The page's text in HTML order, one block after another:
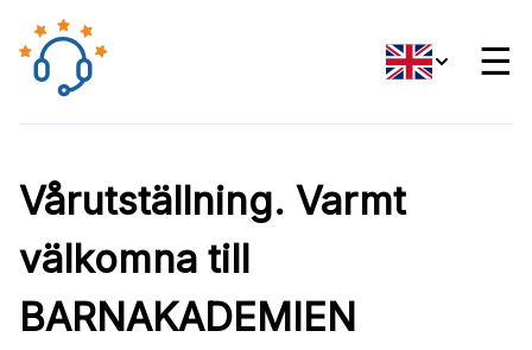
☰
Vårutställning. Varmt
välkomna till
BARNAKADEMIEN